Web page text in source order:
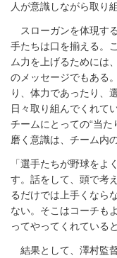
人が意識しながら取り
スローガンを体現す
手たちは口を揃える。
ム力を上げるためには
のメッセージでもある
り、体力であったり、
日々取り組んでくれて
チームにとっての“当
磨く意識は、チーム内
「選手たちが野球をよ
す。話をして、頭で考
るだけでは上手くなら
ない。そこはコーチも
ってやってくれている
結果として、澤村監